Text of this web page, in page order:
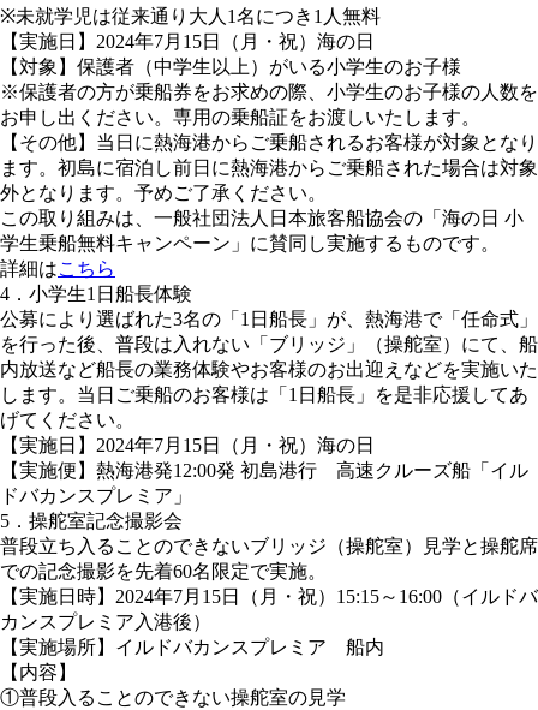
※未就学児は従来通り大人1名につき1人無料
【実施日】2024年7月15日（月・祝）海の日
【対象】保護者（中学生以上）がいる小学生のお子様
※保護者の方が乗船券をお求めの際、小学生のお子様の人数を
お申し出ください。専用の乗船証をお渡しいたします。
【その他】当日に熱海港からご乗船されるお客様が対象となり
ます。初島に宿泊し前日に熱海港からご乗船された場合は対象
外となります。予めご了承ください。
この取り組みは、一般社団法人日本旅客船協会の「海の日 小
学生乗船無料キャンペーン」に賛同し実施するものです。
詳細はこちら
4．小学生1日船長体験
公募により選ばれた3名の「1日船長」が、熱海港で「任命式」
を行った後、普段は入れない「ブリッジ」（操舵室）にて、船
内放送など船長の業務体験やお客様のお出迎えなどを実施いた
します。当日ご乗船のお客様は「1日船長」を是非応援してあ
げてください。
【実施日】2024年7月15日（月・祝）海の日
【実施便】熱海港発12:00発 初島港行 高速クルーズ船「イル
ドバカンスプレミア」
5．操舵室記念撮影会
普段立ち入ることのできないブリッジ（操舵室）見学と操舵席
での記念撮影を先着60名限定で実施。
【実施日時】2024年7月15日（月・祝）15:15～16:00（イルドバ
カンスプレミア入港後）
【実施場所】イルドバカンスプレミア 船内
【内容】
①普段入ることのできない操舵室の見学